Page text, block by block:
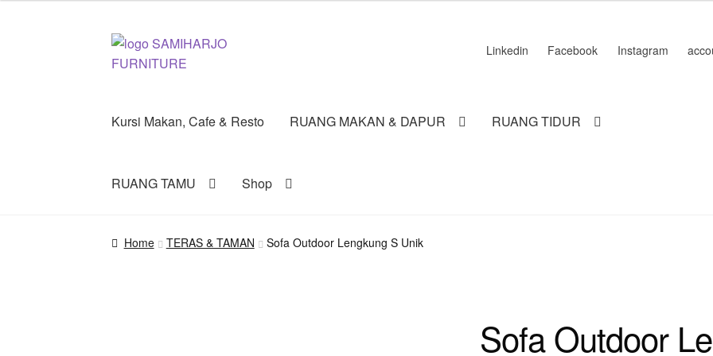
Skip
to
Skip
to
Linkedin Facebook Instagram
Kursi Makan, Cafe & Resto RUANG MAKAN & DAPUR RUANG TIDUR
RUANG TAMU Shop
Home TERAS & TAMAN Sofa Outdoor Lengkung S Unik
Sofa Outdoor